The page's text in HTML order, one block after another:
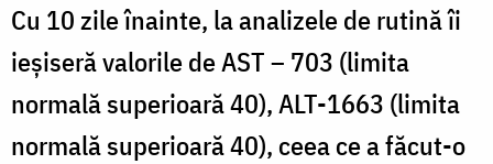
Cu 10 zile înainte, la analizele de rutină îi
ieşiseră valorile de AST – 703 (limita
normală superioară40),ALT-1663 (limita
normală superioară40), ceeacea făcut-o